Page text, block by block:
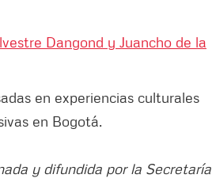
Dangond y Juancho de la
en experiencias culturales
en Bogotá.
y difundida por la Secretaría